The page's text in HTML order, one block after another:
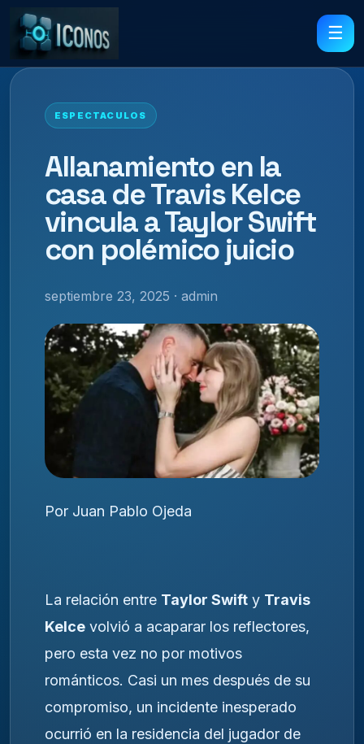
☰
ESPECTACULOS
Allanamiento en la
casa de Travis Kelce
vincula a Taylor Swift
con polémico juicio
septiembre 23, 2025 · admin
Por Juan Pablo Ojeda
La relación entre Taylor Swift y Travis
Kelce volvió a acaparar los reflectores,
pero esta vez no por motivos
románticos. Casi un mes después de su
compromiso, un incidente inesperado
ocurrió en la residencia del jugador de